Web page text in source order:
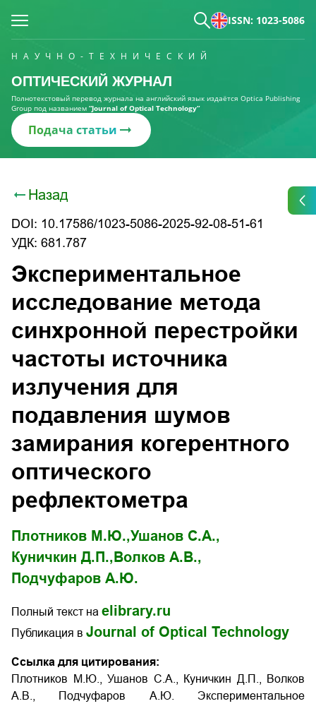
ISSN: 1023-5086
НАУЧНО-ТЕХНИЧЕСКИЙ
ОПТИЧЕСКИЙ ЖУРНАЛ
Полнотекстовый перевод журнала на английский язык издаётся Optica Publishing
Group под названием “Journal of Optical Technology“
Подача статьи
Назад
DOI: 10.17586/1023-5086-2025-92-08-51-61
УДК: 681.787
Экспериментальное
исследование метода
синхронной перестройки
частоты источника
излучения для
подавления шумов
замирания когерентного
оптического
рефлектометра
Плотников М.Ю.,Ушанов С.А.,
Куничкин Д.П., Волков А.В.,
Подчуфаров А.Ю.
Полный текст на elibrary.ru
Публикация в Journal of Optical Technology
Ссылка для цитирования:
Плотников М.Ю., Ушанов С.А., Куничкин Д.П., Волков
А.В., Подчуфаров А.Ю. Экспериментальное